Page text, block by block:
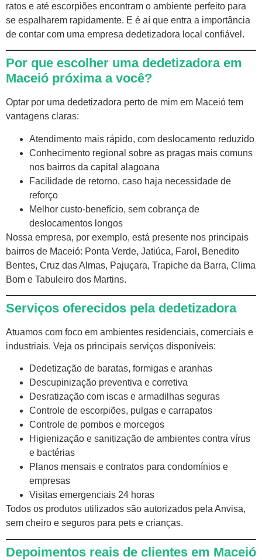
ratos e até escorpiões encontram o ambiente perfeito para
se espalharem rapidamente. E é aí que entra a importância
de contar com uma empresa dedetizadora local confiável.
Por que escolher uma dedetizadora em
Maceió próxima a você?
Optar por uma dedetizadora perto de mim em Maceió tem
vantagens claras:
Atendimento mais rápido, com deslocamento reduzido
Conhecimento regional sobre as pragas mais comuns
nos bairros da capital alagoana
Facilidade de retorno, caso haja necessidade de
reforço
Melhor custo-benefício, sem cobrança de
deslocamentos longos
Nossa empresa, por exemplo, está presente nos principais
bairros de Maceió: Ponta Verde, Jatiúca, Farol, Benedito
Bentes, Cruz das Almas, Pajuçara, Trapiche da Barra, Clima
Bom e Tabuleiro dos Martins.
Serviços oferecidos pela dedetizadora
Atuamos com foco em ambientes residenciais, comerciais e
industriais. Veja os principais serviços disponíveis:
Dedetização de baratas, formigas e aranhas
Descupinização preventiva e corretiva
Desratização com iscas e armadilhas seguras
Controle de escorpiões, pulgas e carrapatos
Controle de pombos e morcegos
Higienização e sanitização de ambientes contra vírus
e bactérias
Planos mensais e contratos para condomínios e
empresas
Visitas emergenciais 24 horas
Todos os produtos utilizados são autorizados pela Anvisa,
sem cheiro e seguros para pets e crianças.
Depoimentos reais de clientes em Maceió